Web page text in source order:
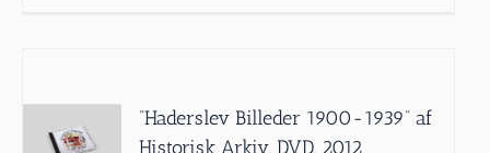
”Haderslev Billeder 1900-1939” af
Historisk Arkiv, DVD, 2012